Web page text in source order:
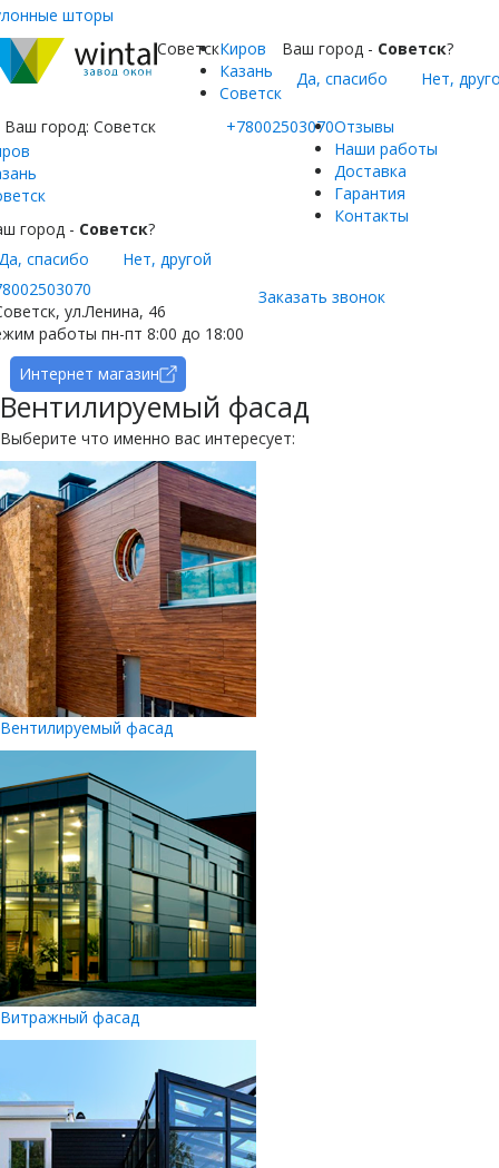
шторы
СоветскКиров
Казань
Советск
Ваш город - Советск?
Да, спасибо
Нет,
Ваш город: Советск
город - Советск?
спасибо
Нет, другой
+78002503070Отзывы
Наши работы
Доставка
Гарантия
Контакты
ул.Ленина, 46
работы пн-пт 8:00 до 18:00
Интернет магазин
Заказать звонок
Вентилируемый фасад
Выберите что именно вас интересует:
Вентилируемый фасад
Витражный фасад